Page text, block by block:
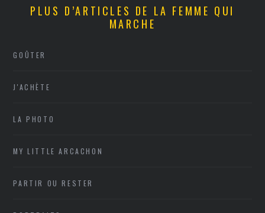
PLUS D’ARTICLES DE LA FEMME QUI
MARCHE
GOÛTER
J'ACHÈTE
LA PHOTO
MY LITTLE ARCACHON
PARTIR OU RESTER